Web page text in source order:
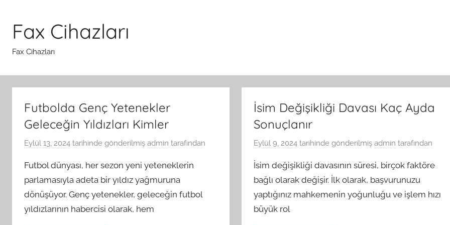
Fax Cihazları
Fax Cihazları
Futbolda Genç Yetenekler
Geleceğin Yıldızları Kimler
Eylül 13, 2024 tarihinde gönderilmiş admin tarafından
Futbol dünyası, her sezon yeni yeteneklerin
parlamasıyla adeta bir yıldız yağmuruna
dönüşüyor. Genç yetenekler, geleceğin futbol
yıldızlarının habercisi olarak, hem
İsim Değişikliği Davası Kaç Ayda
Sonuçlanır
Eylül 9, 2024 tarihinde gönderilmiş admin tarafından
İsim değişikliği davasının süresi, birçok faktöre
bağlı olarak değişir. İlk olarak, başvurunuzu
yaptığınız mahkemenin yoğunluğu ve işlem hızı
büyük rol